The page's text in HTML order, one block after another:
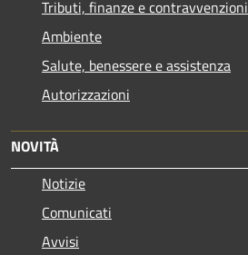
Tributi, finanze e contravvenzioni
Ambiente
Salute, benessere e assistenza
Autorizzazioni
NOVITÀ
Notizie
Comunicati
Avvisi